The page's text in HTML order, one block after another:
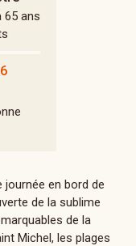
65 ans
journée en bord de
de la sublime
de la
Michel, les plages